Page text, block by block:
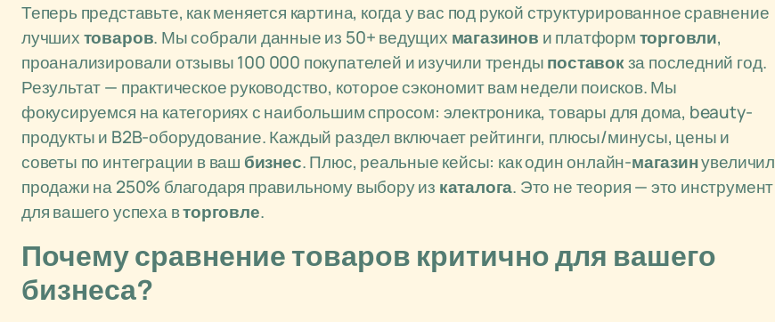
Теперь представьте, как меняется картина, когда у вас под рукой структурированное сравнение
лучшихтоваров. Мы собрали данные из 50+ ведущих магазинов и платформторговли,
проанализировали отзывы 100 000 покупателей и изучили трендыпоставокза последний год.
Результат — практическое руководство, которое сэкономит вам недели поисков. Мы
фокусируемся на категориях с наибольшим спросом: электроника, товары для дома, beauty-
продукты и B2B-оборудование. Каждый раздел включает рейтинги, плюсы/минусы, цены и
советы по интеграции в ваш бизнес. Плюс, реальные кейсы: как один онлайн-магазинувеличил
продажи на 250% благодаря правильному выбору из каталога. Это не теория — это инструмент
для вашего успеха вторговле.
Почему сравнение товаров критично для вашего
бизнеса?